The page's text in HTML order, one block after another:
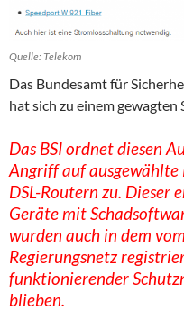
Quelle: Telekom
Das Bundesamt für
hat sich zu einem
Das BSI ordnet diesen
Angriff auf
DSL-Routern zu. Dieser
Geräte mit
wurden auch in dem
Regierungsnetz
funktionierender
blieben.